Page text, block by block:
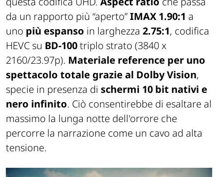
da un rapporto più “aperto”IMAX 1.90:1 a
uno più espanso in larghezza 2.75:1, codifica
HEVC su BD-100triplo strato (3840 x
2160/23.97p). Materiale reference per uno
spettacolo totale grazie al Dolby Vision,
specie in presenza di schermi 10 bit nativi e
nero infinito. Ciò consentirebbe di esaltare al
massimo la lunga notte dell'orrore che
percorre la narrazione come un cavo ad alta
tensione.